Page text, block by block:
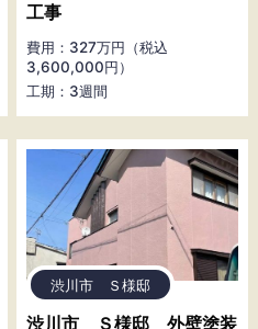
工事
費用：327万円（税込
3,600,000円）
工期：3週間
渋川市 Ｓ様邸
渋川市 Ｓ様邸 外壁塗装